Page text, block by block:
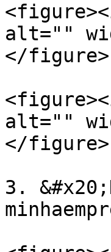
alt=""
</figure>
alt=""
</figure>
3.